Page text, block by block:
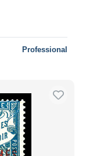
Professional